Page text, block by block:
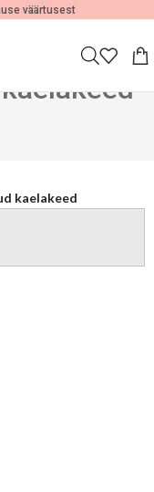
väärtusest
kaelakeed